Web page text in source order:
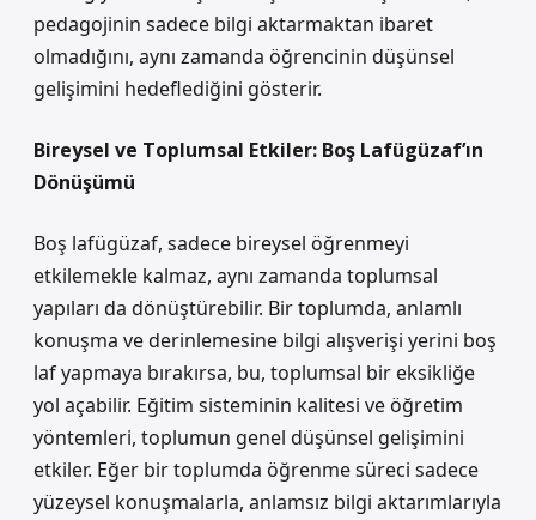
pedagojinin sadece bilgi aktarmaktan ibaret
olmadığını, aynı zamanda öğrencinin düşünsel
gelişimini hedeflediğini gösterir.
Bireysel ve Toplumsal Etkiler: Boş Lafügüzaf’ın
Dönüşümü
Boş lafügüzaf, sadece bireysel öğrenmeyi
etkilemekle kalmaz, aynı zamanda toplumsal
yapıları da dönüştürebilir. Bir toplumda, anlamlı
konuşma ve derinlemesine bilgi alışverişi yerini boş
laf yapmaya bırakırsa, bu, toplumsal bir eksikliğe
yol açabilir. Eğitim sisteminin kalitesi ve öğretim
yöntemleri, toplumun genel düşünsel gelişimini
etkiler. Eğer bir toplumda öğrenme süreci sadece
yüzeysel konuşmalarla, anlamsız bilgi aktarımlarıyla